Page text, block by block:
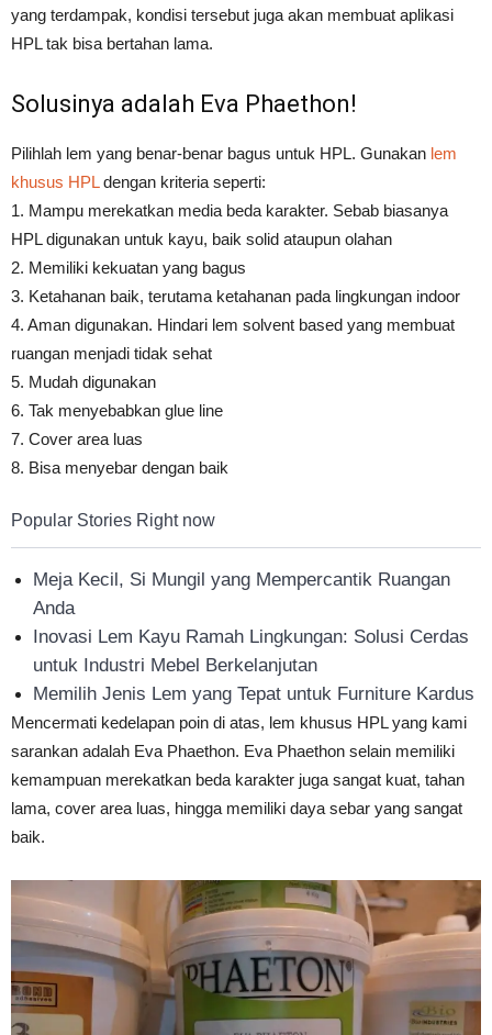
yang terdampak, kondisi tersebut juga akan membuat aplikasi
HPL tak bisa bertahan lama.
Solusinya adalah Eva Phaethon!
Pilihlah lem yang benar-benar bagus untuk HPL. Gunakan lem
khusus HPLdengan kriteria seperti:
1. Mampu merekatkan media beda karakter. Sebab biasanya
HPL digunakan untuk kayu, baik solid ataupun olahan
2. Memiliki kekuatan yang bagus
3. Ketahanan baik, terutama ketahanan pada lingkungan indoor
4. Aman digunakan. Hindari lem solvent based yang membuat
ruangan menjadi tidak sehat
5. Mudah digunakan
6. Tak menyebabkan glue line
7. Cover area luas
8. Bisa menyebar dengan baik
Popular Stories Right now
Meja Kecil, Si Mungil yang Mempercantik Ruangan
Anda
Inovasi Lem Kayu Ramah Lingkungan: Solusi Cerdas
untuk Industri Mebel Berkelanjutan
Memilih Jenis Lem yang Tepat untuk Furniture Kardus
Mencermati kedelapan poin di atas, lem khusus HPL yang kami
sarankan adalah Eva Phaethon. Eva Phaethon selain memiliki
kemampuan merekatkan beda karakter juga sangat kuat, tahan
lama, cover area luas, hingga memiliki daya sebar yang sangat
baik.